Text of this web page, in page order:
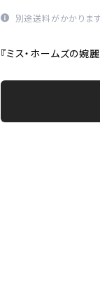
別途送料がかかります
『ミス・ホームズの婉